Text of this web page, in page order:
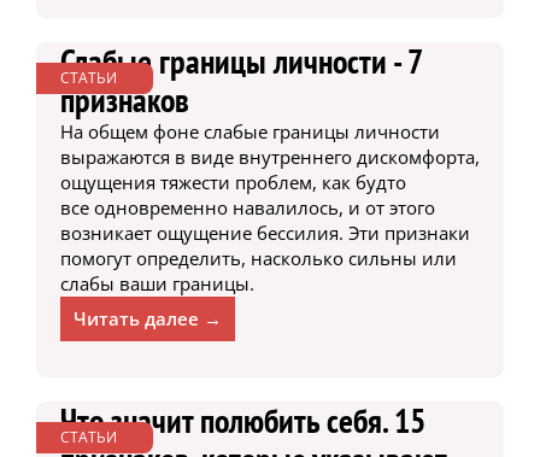
СТАТЬИ
Слабые границы личности - 7
признаков
На общем фоне слабые границы личности
выражаются в виде внутреннего дискомфорта,
ощущения тяжести проблем, как будто
все одновременно навалилось, и от этого
возникает ощущение бессилия. Эти признаки
помогут определить, насколько сильны или
слабы ваши границы.
Читать далее →
СТАТЬИ
Что значит полюбить себя. 15